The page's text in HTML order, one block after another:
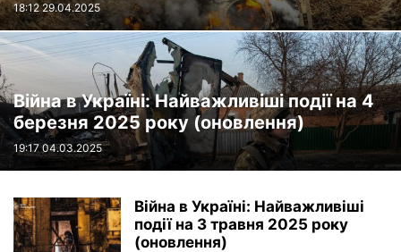
18:12 29.04.2025
Війна в Україні: Найважливіші події на 4
березня 2025 року (оновлення)
19:17 04.03.2025
Війна в Україні: Найважливіші
події на 3 травня 2025 року
(оновлення)